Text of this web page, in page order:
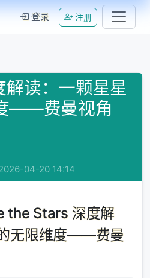
登录 注册
读：一颗星星
——费曼视角
04-20 14:14
the Stars 深度解
无限维度——费曼